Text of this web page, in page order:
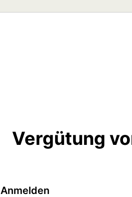
Vergütung
Anmelden